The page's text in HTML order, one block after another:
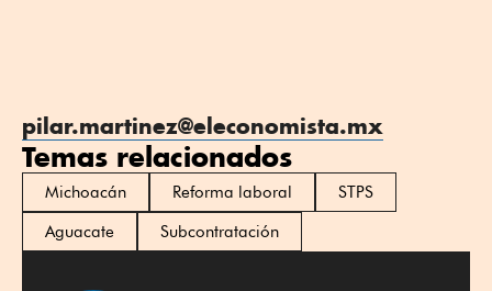
pilar.martinez@eleconomista.mx
Temas relacionados
Michoacán Reforma laboral
STPS
Aguacate
Subcontratación